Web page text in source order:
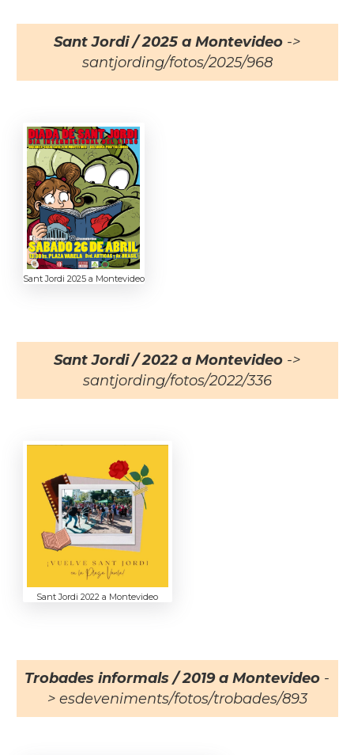
Sant Jordi / 2025 a Montevideo ->
santjording/fotos/2025/968
Sant Jordi 2025 a Montevideo
Sant Jordi / 2022 a Montevideo ->
santjording/fotos/2022/336
Sant Jordi 2022 a Montevideo
Trobades informals / 2019 a Montevideo -
> esdeveniments/fotos/trobades/893